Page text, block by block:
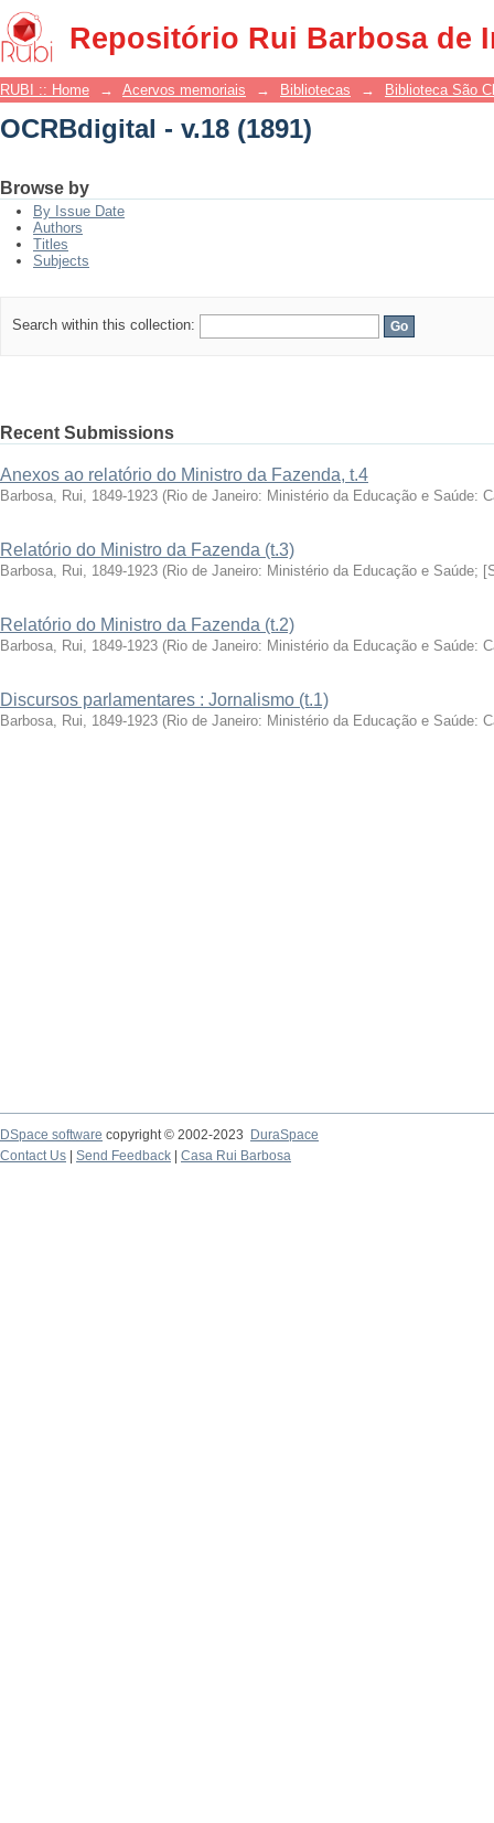
Repositório Rui Barbosa de
OCRBdigital - v.18 (1891)
RUBI :: Home → Acervos memoriais → Bibliotecas → Biblioteca São
OCRBdigital - v.18 (1891)
Browse by
By Issue Date
Authors
Titles
Subjects
Search within this collection:
Recent Submissions
Anexos ao relatório do Ministro da Fazenda, t.4
Barbosa, Rui, 1849-1923 (Rio de Janeiro: Ministério da Educação e Saúde:
Relatório do Ministro da Fazenda (t.3)
Barbosa, Rui, 1849-1923 (Rio de Janeiro: Ministério da Educação e Saúde;
Relatório do Ministro da Fazenda (t.2)
Barbosa, Rui, 1849-1923 (Rio de Janeiro: Ministério da Educação e Saúde:
Discursos parlamentares : Jornalismo (t.1)
Barbosa, Rui, 1849-1923 (Rio de Janeiro: Ministério da Educação e Saúde:
DSpace software copyright © 2002-2023
DuraSpace
Contact Us
Send Feedback Casa Rui Barbosa